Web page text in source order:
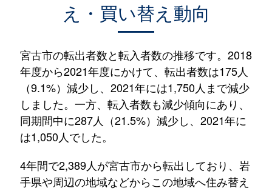
え・買い替え動向
宮古市の転出者数と転入者数の推移です。2018
年度から2021年度にかけて、転出者数は175人
（9.1%）減少し、2021年には1,750人まで減少
しました。一方、転入者数も減少傾向にあり、
同期間中に287人（21.5%）減少し、2021年に
は1,050人でした。
4年間で2,389人が宮古市から転出しており、岩
手県や周辺の地域などからこの地域へ住み替え